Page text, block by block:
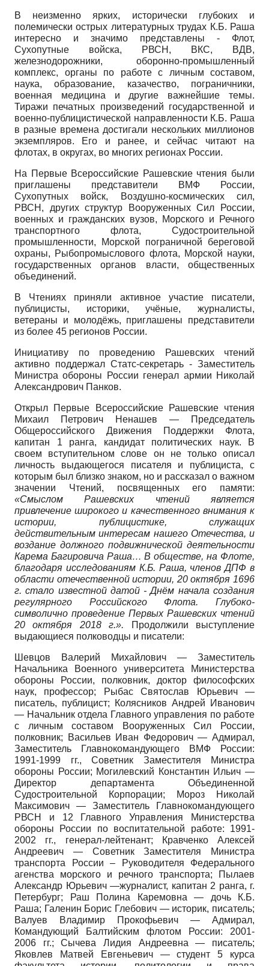
В неизменно ярких, исторически глубоких и
полемически острых литературных трудах К.Б. Раша
интересно и значимо представлены - Флот,
Сухопутные войска, РВСН, ВКС, ВДВ,
железнодорожники, оборонно-промышленный
комплекс, органы по работе с личным составом,
наука, образование, казачество, пограничники,
военная медицина и другие важнейшие темы.
Тиражи печатных произведений государственной и
военно-публицистической направленности К.Б. Раша
в разные времена достигали нескольких миллионов
экземпляров. Его и ранее, и сейчас читают на
флотах, в округах, во многих регионах России.
На Первые Всероссийские Рашевские чтения были
приглашены представители ВМФ России,
Сухопутных войск, Воздушно-космических сил,
РВСН, других структур Вооруженных Сил России,
военных и гражданских вузов, Морского и Речного
транспортного флота, Судостроительной
промышленности, Морской пограничной береговой
охраны, Рыбопромыслового флота, Морской науки,
государственных органов власти, общественных
объединений.
В Чтениях приняли активное участие писатели,
публицисты, историки, учёные, журналисты,
ветераны и молодёжь, приглашены представители
из более 45 регионов России.
Инициативу по проведению Рашевских чтений
активно поддержал Статс-секретарь - Заместитель
Министра обороны России генерал армии Николай
Александрович Панков.
Открыл Первые Всероссийские Рашевские чтения
Михаил Петрович Ненашев — Председатель
Общероссийского Движения Поддержки Флота,
капитан 1 ранга, кандидат политических наук. В
своем вступительном слове он не только описал
личность выдающегося писателя и публициста, с
которым был близко знаком, но и рассказал о важном
значении Чтений, посвященных его памяти:
«Смыслом Рашевских чтений является
привлечение широкого и качественного внимания к
истории, публицистике, служащих
действительным интересам нашего Отечества, и
воздание должного подвижнической деятельности
Карема Багировича Раша… В обществе, на Флоте,
благодаря исследованиям К.Б. Раша, членов ДПФ в
области отечественной истории, 20 октября 1696
г. стало известной датой - Днём начала создания
регулярного Российского Флота. Глубоко-
символично проведение Первых Рашевских чтений
20 октября 2018 г.». Продолжили выступление
выдающиеся полководцы и писатели:
Шевцов Валерий Михайлович — Заместитель
Начальника Военного университета Министерства
обороны России, полковник, доктор философских
наук, профессор; Рыбас Святослав Юрьевич —
писатель, публицист; Колясников Андрей Иванович
— Начальник отдела Главного управления по работе
с личным составом Вооруженных Сил России,
полковник; Васильев Иван Федорович — Адмирал,
Заместитель Главнокомандующего ВМФ России:
1991-1999 гг., Советник Заместителя Министра
обороны России; Могилевский Константин Ильич —
Директор департамента Объединенной
Судостроительной Корпорации; Мороз Николай
Максимович — Заместитель Главнокомандующего
РВСН и 12 Главного Управления Министерства
обороны России по воспитательной работе: 1991-
2002 гг., генерал-лейтенант; Кравченко Алексей
Андреевич — Советник Заместителя Министра
транспорта России – Руководителя Федерального
агенства морского и речного транспорта; Пылаев
Александр Юрьевич —журналист, капитан 2 ранга, г.
Петербург; Раш Полина Каремовна — дочь К.Б.
Раша; Галенин Борис Глебович — историк, писатель;
Валуев Владимир Прокофьевич — Адмирал,
Командующий Балтийским флотом России: 2001-
2006 гг.; Сычева Лидия Андреевна — писатель;
Яковлев Матвей Евгеньевич — студент 5 курса